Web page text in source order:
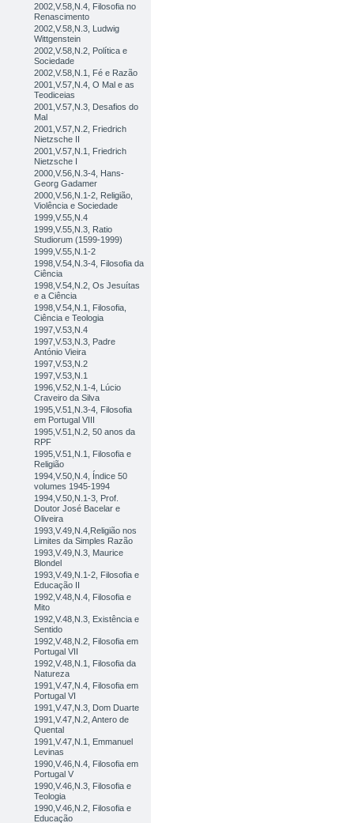
2002,V.58,N.4, Filosofia no
Renascimento
2002,V.58,N.3, Ludwig
Wittgenstein
2002,V.58,N.2, Política e
Sociedade
2002,V.58,N.1, Fé e Razão
2001,V.57,N.4, O Mal e as
Teodiceias
2001,V.57,N.3, Desafios do
Mal
2001,V.57,N.2, Friedrich
Nietzsche II
2001,V.57,N.1, Friedrich
Nietzsche I
2000,V.56,N.3-4, Hans-
Georg Gadamer
2000,V.56,N.1-2, Religião,
Violência e Sociedade
1999,V.55,N.4
1999,V.55,N.3, Ratio
Studiorum (1599-1999)
1999,V.55,N.1-2
1998,V.54,N.3-4, Filosofia da
Ciência
1998,V.54,N.2, Os Jesuítas
e a Ciência
1998,V.54,N.1, Filosofia,
Ciência e Teologia
1997,V.53,N.4
1997,V.53,N.3, Padre
António Vieira
1997,V.53,N.2
1997,V.53,N.1
1996,V.52,N.1-4, Lúcio
Craveiro da Silva
1995,V.51,N.3-4, Filosofia
em Portugal VIII
1995,V.51,N.2, 50 anos da
RPF
1995,V.51,N.1, Filosofia e
Religião
1994,V.50,N.4, Índice 50
volumes 1945-1994
1994,V.50,N.1-3, Prof.
Doutor José Bacelar e
Oliveira
1993,V.49,N.4,Religião nos
Limites da Simples Razão
1993,V.49,N.3, Maurice
Blondel
1993,V.49,N.1-2, Filosofia e
Educação II
1992,V.48,N.4, Filosofia e
Mito
1992,V.48,N.3, Existência e
Sentido
1992,V.48,N.2, Filosofia em
Portugal VII
1992,V.48,N.1, Filosofia da
Natureza
1991,V.47,N.4, Filosofia em
Portugal VI
1991,V.47,N.3, Dom Duarte
1991,V.47,N.2, Antero de
Quental
1991,V.47,N.1, Emmanuel
Levinas
1990,V.46,N.4, Filosofia em
Portugal V
1990,V.46,N.3, Filosofia e
Teologia
1990,V.46,N.2, Filosofia e
Educação